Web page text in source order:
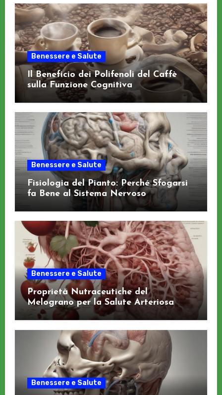
Benessere e Salute
Il Beneficio dei Polifenoli del Caffè
sulla Funzione Cognitiva
Benessere e Salute
Fisiologia del Pianto: Perché Sfogarsi
fa Bene al Sistema Nervoso
Benessere e Salute
Proprietà Nutraceutiche del
Melograno per la Salute Arteriosa
Benessere e Salute